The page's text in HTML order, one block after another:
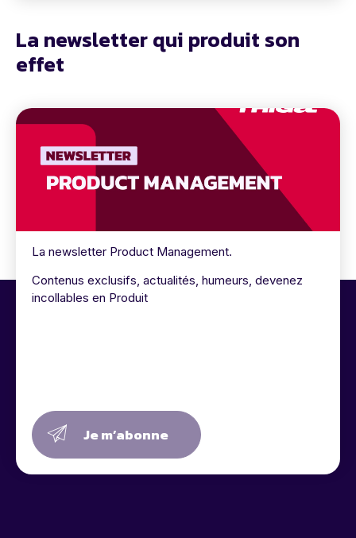
La newsletter qui produit son
effet
La newsletter Product Management.
Contenus exclusifs, actualités, humeurs, devenez
incollables en Produit
Je m’abonne